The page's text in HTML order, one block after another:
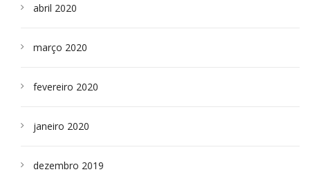
abril 2020
março 2020
fevereiro 2020
janeiro 2020
dezembro 2019